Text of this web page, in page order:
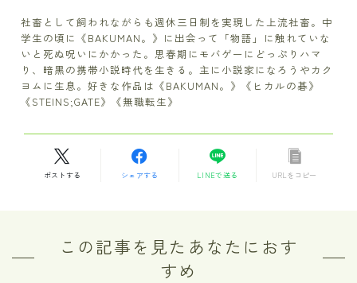
社畜として飼われながらも週休三日制を実現した上流社畜。中
学生の頃に《BAKUMAN。》に出会って「物語」に触れていな
いと死ぬ呪いにかかった。思春期にモバゲーにどっぷりハマ
り、暗黒の携帯小説時代を生きる。主に小説家になろうやカク
ヨムに生息。好きな作品は《BAKUMAN。》《ヒカルの碁》
《STEINS;GATE》《無職転生》
ポストする シェアする LINEで送る URLをコピー
この記事を見たあなたにおす
すめ